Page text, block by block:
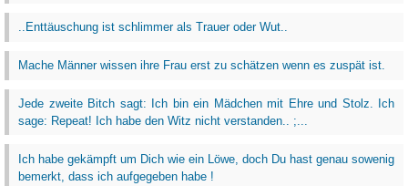
..Enttäuschung ist schlimmer als Trauer oder Wut..
Mache Männer wissen ihre Frau erst zu schätzen wenn es zuspät ist.
Jede zweite Bitch sagt: Ich bin ein Mädchen mit Ehre und Stolz. Ich
sage: Repeat! Ich habe den Witz nicht verstanden.. ;...
Ich habe gekämpft um Dich wie ein Löwe, doch Du hast genau sowenig
bemerkt, dass ich aufgegeben habe !